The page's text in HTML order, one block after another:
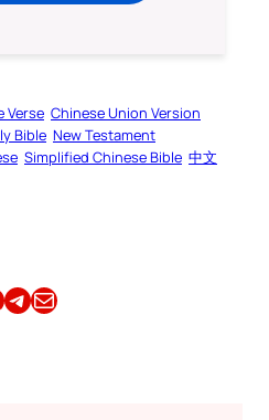
Verse Chinese Union Version
Bible New Testament
Simplified Chinese Bible 中文
Share this article on TelegramEmail this Article